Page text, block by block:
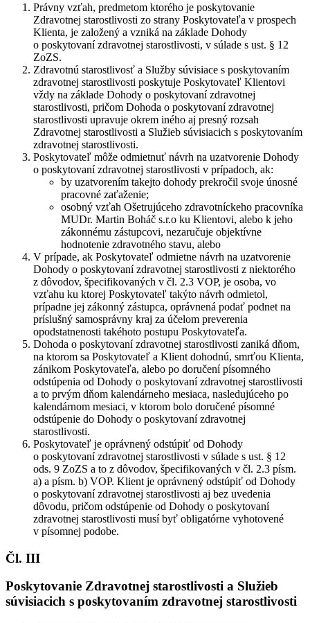
Právny vzťah, predmetom ktorého je poskytovanie
Zdravotnej starostlivosti zo strany Poskytovateľa v prospech
Klienta, je založený a vzniká na základe Dohody
o poskytovaní zdravotnej starostlivosti, v súlade s ust. § 12
ZoZS.
Zdravotnú starostlivosť a Služby súvisiace s poskytovaním
zdravotnej starostlivosti poskytuje Poskytovateľ Klientovi
vždy na základe Dohody o poskytovaní zdravotnej
starostlivosti, pričom Dohoda o poskytovaní zdravotnej
starostlivosti upravuje okrem iného aj presný rozsah
Zdravotnej starostlivosti a Služieb súvisiacich s poskytovaním
zdravotnej starostlivosti.
Poskytovateľ môže odmietnuť návrh na uzatvorenie Dohody
o poskytovaní zdravotnej starostlivosti v prípadoch, ak:
by uzatvorením takejto dohody prekročil svoje únosné
pracovné zaťaženie;
osobný vzťah Ošetrujúceho zdravotníckeho pracovníka
MUDr. Martin Boháč s.r.o ku Klientovi, alebo k jeho
zákonnému zástupcovi, nezaručuje objektívne
hodnotenie zdravotného stavu, alebo
V prípade, ak Poskytovateľ odmietne návrh na uzatvorenie
Dohody o poskytovaní zdravotnej starostlivosti z niektorého
z dôvodov, špecifikovaných v čl. 2.3 VOP, je osoba, vo
vzťahu ku ktorej Poskytovateľ takýto návrh odmietol,
prípadne jej zákonný zástupca, oprávnená podať podnet na
príslušný samosprávny kraj za účelom preverenia
opodstatnenosti takéhoto postupu Poskytovateľa.
Dohoda o poskytovaní zdravotnej starostlivosti zaniká dňom,
na ktorom sa Poskytovateľ a Klient dohodnú, smrťou Klienta,
zánikom Poskytovateľa, alebo po doručení písomného
odstúpenia od Dohody o poskytovaní zdravotnej starostlivosti
a to prvým dňom kalendárneho mesiaca, nasledujúceho po
kalendárnom mesiaci, v ktorom bolo doručené písomné
odstúpenie do Dohody o poskytovaní zdravotnej
starostlivosti.
Poskytovateľ je oprávnený odstúpiť od Dohody
o poskytovaní zdravotnej starostlivosti v súlade s ust. § 12
ods. 9 ZoZS a to z dôvodov, špecifikovaných v čl. 2.3 písm.
a) a písm. b) VOP. Klient je oprávnený odstúpiť od Dohody
o poskytovaní zdravotnej starostlivosti aj bez uvedenia
dôvodu, pričom odstúpenie od Dohody o poskytovaní
zdravotnej starostlivosti musí byť obligatórne vyhotovené
v písomnej podobe.
Čl. III
Poskytovanie Zdravotnej starostlivosti a Služieb
súvisiacich s poskytovaním zdravotnej starostlivosti